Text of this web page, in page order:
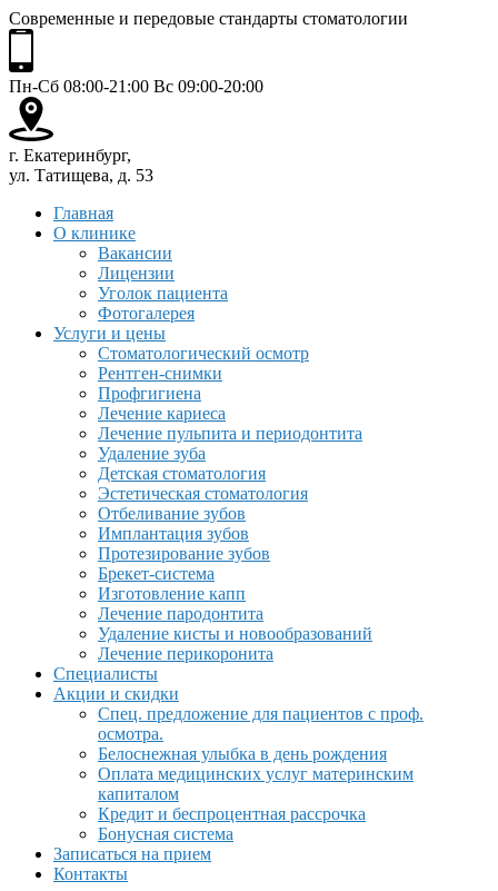
Современные и передовые стандарты стоматологии
Пн-Сб 08:00-21:00 Вс 09:00-20:00
г. Екатеринбург,
ул. Татищева, д. 53
Главная
О клинике
Вакансии
Лицензии
Уголок пациента
Фотогалерея
Услуги и цены
Стоматологический осмотр
Рентген-снимки
Профгигиена
Лечение кариеса
Лечение пульпита и периодонтита
Удаление зуба
Детская стоматология
Эстетическая стоматология
Отбеливание зубов
Имплантация зубов
Протезирование зубов
Брекет-система
Изготовление капп
Лечение пародонтита
Удаление кисты и новообразований
Лечение перикоронита
Специалисты
Акции и скидки
Спец. предложение для пациентов с проф.
осмотра.
Белоснежная улыбка в день рождения
Оплата медицинских услуг материнским
капиталом
Кредит и беспроцентная рассрочка
Бонусная система
Записаться на прием
Контакты